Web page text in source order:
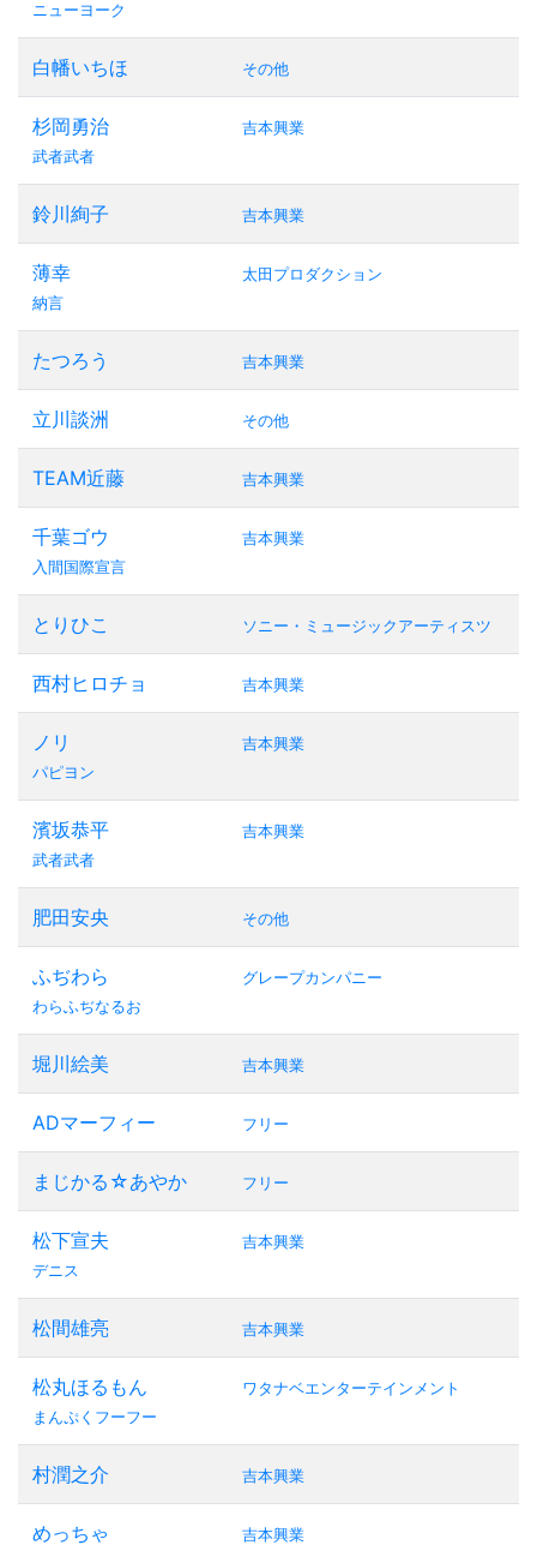
ニューヨーク
白幡いちほ その他
杉岡勇治
武者武者
吉本興業
鈴川絢子 吉本興業
薄幸
納言
太田プロダクション
たつろう 吉本興業
立川談洲 その他
TEAM近藤 吉本興業
千葉ゴウ
入間国際宣言
吉本興業
とりひこ ソニー・ミュージックアーティスツ
西村ヒロチョ 吉本興業
ノリ
パピヨン
吉本興業
濱坂恭平
武者武者
吉本興業
肥田安央 その他
ふぢわら
わらふぢなるお
グレープカンパニー
堀川絵美 吉本興業
ADマーフィー フリー
まじかる☆あやか フリー
松下宣夫
デニス
吉本興業
松間雄亮 吉本興業
松丸ほるもん
まんぷくフーフー
ワタナベエンターテインメント
村潤之介 吉本興業
めっちゃ 吉本興業